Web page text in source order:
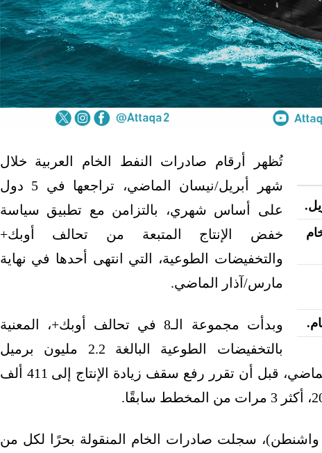
تُظهر أرقام صادرات النفط الخام العربية خلال
شهر أبريل/نيسان الماضي، تراجعها في 5 دول
على أساس شهري، بالتزامن مع تطبيق سياسة
خفض الإنتاج المتبعة من تحالف أوبك+
والتخفيضات الطوعية، التي انتهى أحدها في نهاية
مارس/آذار الماضي.
وبدأت مجموعة الـ8 في تحالف أوبك+، المعنية
بالتخفيضات الطوعية البالغة 2.2 مليون برميل
يوميًا، رفع الإنتاج تدريجيًا في أبريل/نيسان الماضي، قبل أن تقرر رفع سقف زيادة الإنتاج إلى 411 ألف
واشنطن)، سجلت صادرات الخام المنقولة بحرًا لكل من